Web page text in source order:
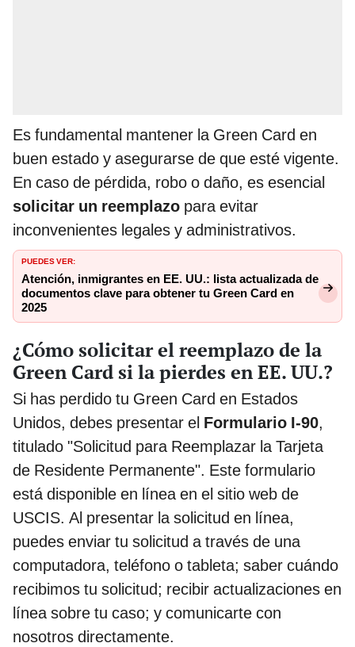
Es fundamental mantener la Green Card en
buen estado y asegurarse de que esté vigente.
En caso de pérdida, robo o daño, es esencial
solicitar un reemplazo para evitar
inconvenientes legales y administrativos.
PUEDES VER:
Atención, inmigrantes en EE. UU.: lista actualizada de
documentos clave para obtener tu Green Card en
2025
¿Cómo solicitar el reemplazo de la
Green Card si la pierdes en EE. UU.?
Si has perdido tu Green Card en Estados
Unidos, debes presentar el Formulario I-90,
titulado "Solicitud para Reemplazar la Tarjeta
de Residente Permanente". Este formulario
está disponible en línea en el sitio web de
USCIS. Al presentar la solicitud en línea,
puedes enviar tu solicitud a través de una
computadora, teléfono o tableta; saber cuándo
recibimos tu solicitud; recibir actualizaciones en
línea sobre tu caso; y comunicarte con
nosotros directamente.